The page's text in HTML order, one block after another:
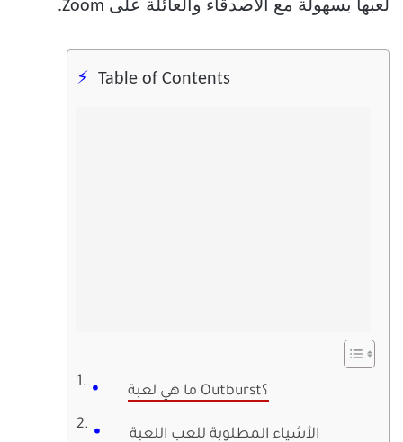
لعبها بسهولة مع الأصدقاء والعائلة على Zoom.
Table of Contents
ما هي لعبة Outburst؟
الأشياء المطلوبة للعب اللعبة